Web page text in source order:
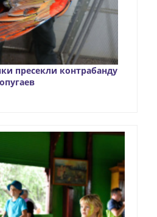
пресекли контрабанду